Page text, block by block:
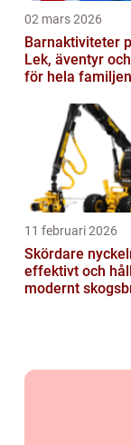
02 mars 2026
Barnaktiviteter
Lek, äventyr
för hela familjen
11 februari 2026
Skördare nyckeln till ett
effektivt och
modernt